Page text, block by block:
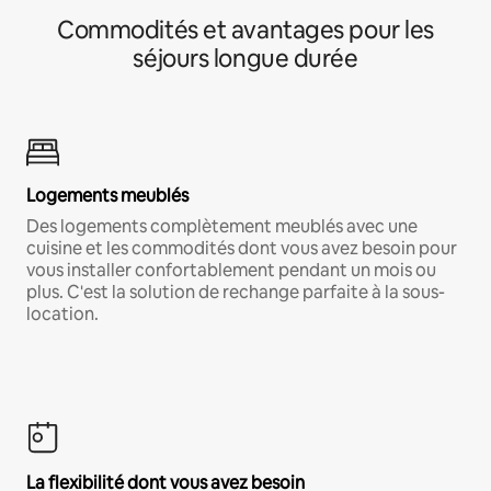
Commodités et avantages pour les
séjours longue durée
Logements meublés
Des logements complètement meublés avec une
cuisine et les commodités dont vous avez besoin pour
vous installer confortablement pendant un mois ou
plus. C'est la solution de rechange parfaite à la sous-
location.
La flexibilité dont vous avez besoin